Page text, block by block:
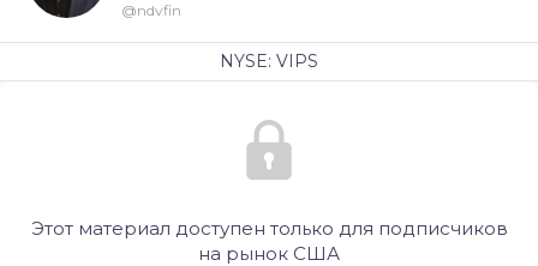
Этот материал доступен только для подписчиков
на рынок США
@ndvfin
NYSE: VIPS